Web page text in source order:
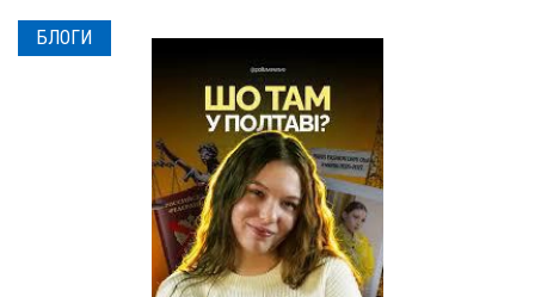
БЛОГИ